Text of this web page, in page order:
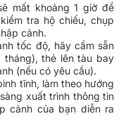
mất khoảng 1 giờ để
tra hộ chiếu, chụp
cảnh.
tốc độ, hãy cầm sẵn
thẻ lên tàu bay
(nếu có yêu cầu).
tĩnh, làm theo hướng
xuất trình thông tin
cảnh của bạn diễn ra